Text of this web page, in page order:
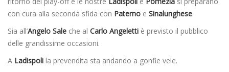
con cura alla seconda sfida con Paterno e Sinalunghese.
Sia all’Angelo Sale che al Carlo Angeletti è previsto il pubblico
delle grandissime occasioni.
A Ladispoli la prevendita sta andando a gonfie vele.